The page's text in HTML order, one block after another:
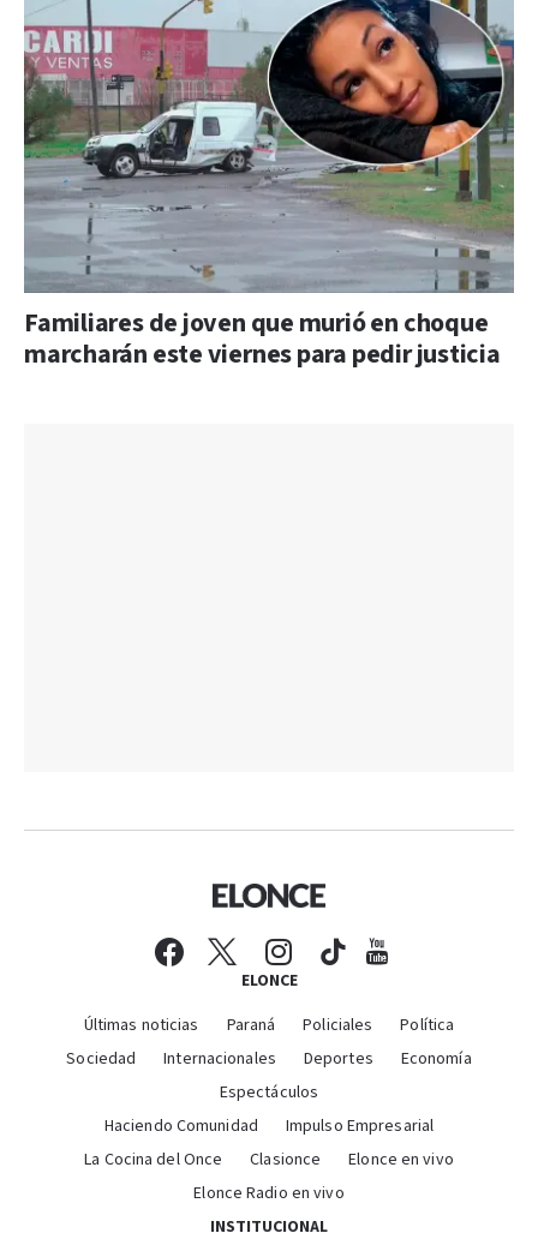
Familiares de joven que murió en choque
marcharán este viernes para pedir justicia
ELONCE
Últimas noticias Paraná Policiales
Política
Sociedad
Internacionales Deportes
Economía
Espectáculos
Haciendo Comunidad
Impulso Empresarial
La Cocina del Once
Clasionce
Elonce en vivo
Elonce Radio en vivo
INSTITUCIONAL